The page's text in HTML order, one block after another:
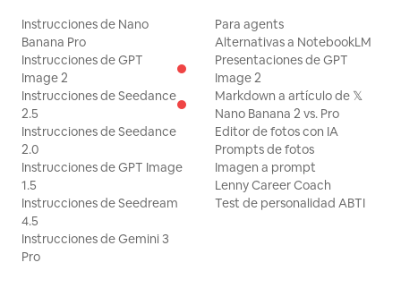
Instrucciones de Nano
Banana Pro
Instrucciones de GPT
Image 2
Instrucciones de Seedance
2.5
Instrucciones de Seedance
2.0
Instrucciones de GPT Image
1.5
Instrucciones de Seedream
4.5
Instrucciones de Gemini 3
Pro
Para agents
Alternativas a NotebookLM
Presentaciones de GPT
Image 2
Markdown a artículo de 𝕏
Nano Banana 2 vs. Pro
Editor de fotos con IA
Prompts de fotos
Imagen a prompt
Lenny Career Coach
Test de personalidad ABTI